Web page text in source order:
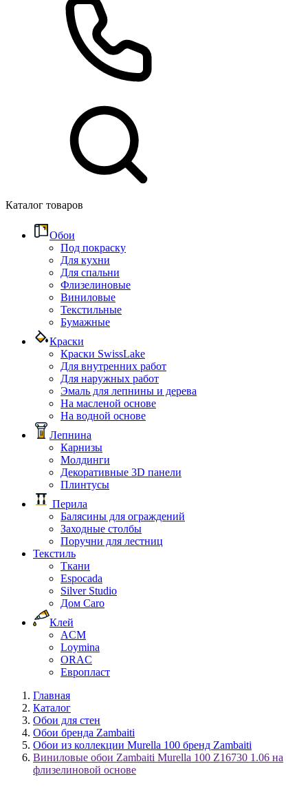
Каталог товаров
Обои
Под покраску
Для кухни
Для спальни
Флизелиновые
Виниловые
Текстильные
Бумажные
Краски
Краски SwissLake
Для внутренних работ
Для наружных работ
Эмаль для лепнины и дерева
На масленой основе
На водной основе
Лепнина
Карнизы
Молдинги
Декоративные 3D панели
Плинтусы
Перила
Балясины для ограждений
Заходные столбы
Поручни для лестниц
Текстиль
Ткани
Espocada
Silver Studio
Дом Caro
Клей
ACM
Loymina
ORAC
Европласт
Главная
Каталог
Обои для стен
Обои бренда Zambaiti
Обои из коллекции Murella 100 бренд Zambaiti
Виниловые обои Zambaiti Murella 100 Z16730 1.06 на
флизелиновой основе